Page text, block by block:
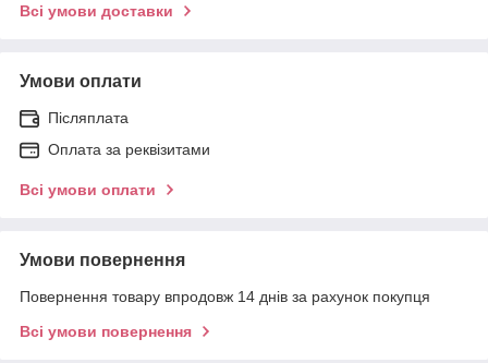
Всі умови доставки
Умови оплати
Післяплата
Оплата за реквізитами
Всі умови оплати
Умови повернення
Повернення товару впродовж 14 днів за рахунок покупця
Всі умови повернення